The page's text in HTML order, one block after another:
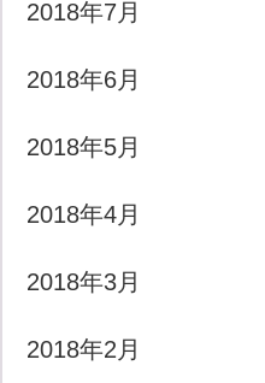
2018年7月
2018年6月
2018年5月
2018年4月
2018年3月
2018年2月